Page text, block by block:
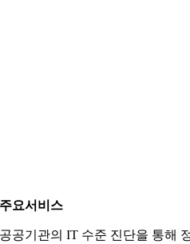
주요서비스
공공기관의 IT 수준 진단을 통해